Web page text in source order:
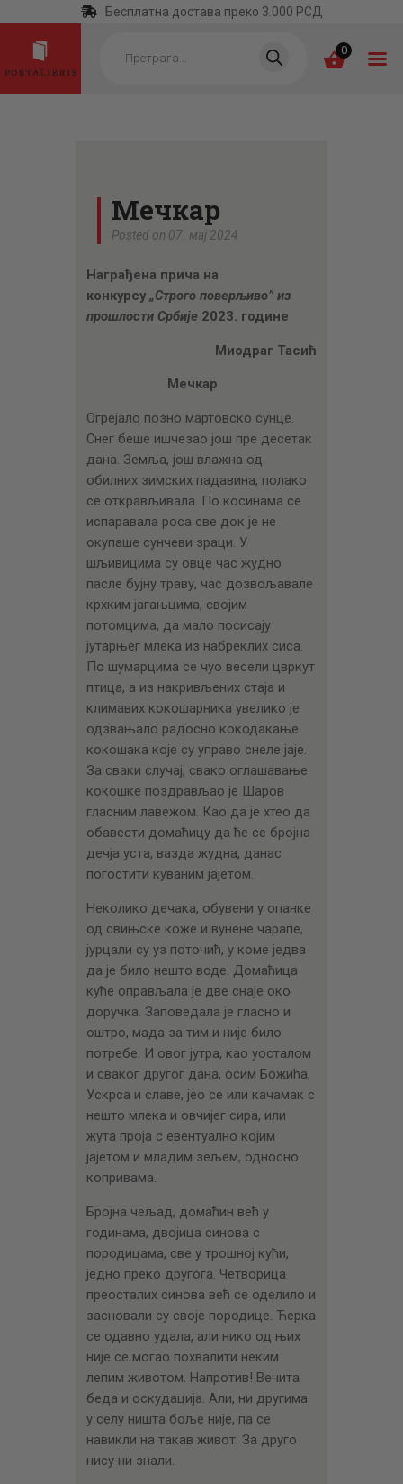
Бесплатна достава преко 3.000 РСД
search 0
НАЈПРОДАВАНИЈЕ
ОТРГНУТО ОД
ЗАБОРАВА
АКТУЕЛНОСТИ
ЦЕНОВНИК
ПИСМО
Мечкар
Posted on 07. мај 2024
Награђена прича на
конкурсу„Строго поверљиво” из
прошлости Србије 2023. године
Миодраг Тасић
Мечкар
Огрејало позно мартовско сунце.
Снег беше ишчезао још пре десетак
дана. Земља, још влажна од
обилних зимских падавина, полако
се открављивала. По косинама се
испаравала роса све док је не
окупаше сунчеви зраци. У
шљивицима су овце час жудно
пасле бујну траву, час дозвољавале
крхким јагањцима, својим
потомцима, да мало посисају
јутарњег млека из набреклих сиса.
По шумарцима се чуо весели цвркут
птица, а из накривљених стаја и
климавих кокошарника увелико је
одзвањало радосно кокодакање
кокошака које су управо снеле јаје.
За сваки случај, свако оглашавање
кокошке поздрављао је Шаров
гласним лавежом. Као да је хтео да
обавести домаћицу да ће се бројна
дечја уста, вазда жудна, данас
погостити куваним јајетом.
Неколико дечака, обувени у опанке
од свињске коже и вунене чарапе,
јурцали су уз поточић, у коме једва
да је било нешто воде. Домаћица
куће оправљала је две снаје око
доручка. Заповедала је гласно и
оштро, мада за тим и није било
потребе. И овог јутра, као уосталом
и сваког другог дана, осим Божића,
Ускрса и славе, јео се или качамак с
нешто млека и овчијег сира, или
жута проја с евентуално којим
јајетом и младим зељем, односно
копривама.
Бројна чељад, домаћин већ у
годинама, двојица синова с
породицама, све у трошној кући,
једно преко другога. Четворица
преосталих синова већ се оделило и
засновали су своје породице. Ћерка
се одавно удала, али нико од њих
није се могао похвалити неким
лепим животом. Напротив! Вечита
беда и оскудација. Али, ни другима
у селу ништа боље није, па се
навикли на такав живот. За друго
нису ни знали.